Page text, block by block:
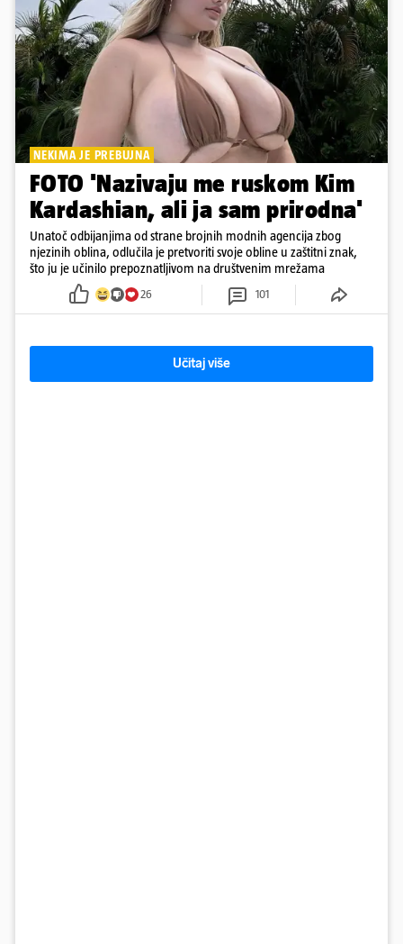
NEKIMA JE PREBUJNA
FOTO 'Nazivaju me ruskom Kim
Kardashian, ali ja sam prirodna'
Unatoč odbijanjima od strane brojnih modnih agencija zbog
njezinih oblina, odlučila je pretvoriti svoje obline u zaštitni znak,
što ju je učinilo prepoznatljivom na društvenim mrežama
26 101
Učitaj više